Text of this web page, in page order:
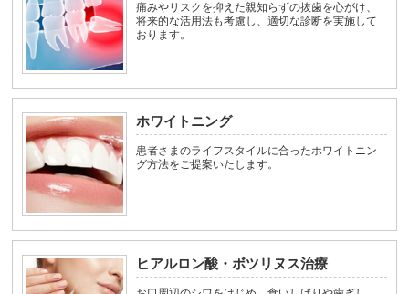
痛みやリスクを抑えた親知らずの抜歯を心がけ、
将来的な活用法も考慮し、適切な診断を実施して
おります。
ホワイトニング
患者さまのライフスタイルに合ったホワイトニン
グ方法をご提案いたします。
ヒアルロン酸・ボツリヌス治療